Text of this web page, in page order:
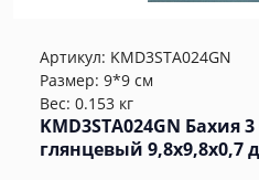
Артикул: KMD3STA024GN
Размер: 9*9 см
Вес: 0.153 кг
KMD3STA024GN Бахия
глянцевый 9,8x9,8x0,7